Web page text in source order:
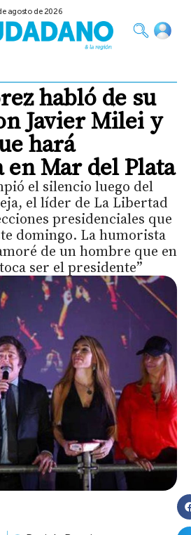
agosto de 2026
habló de su
Javier Milei y
hará
Mar del Plata
el silencio luego del
el líder de La Libertad
presidenciales que
domingo. La humorista
de un hombre que en
ser el presidente”